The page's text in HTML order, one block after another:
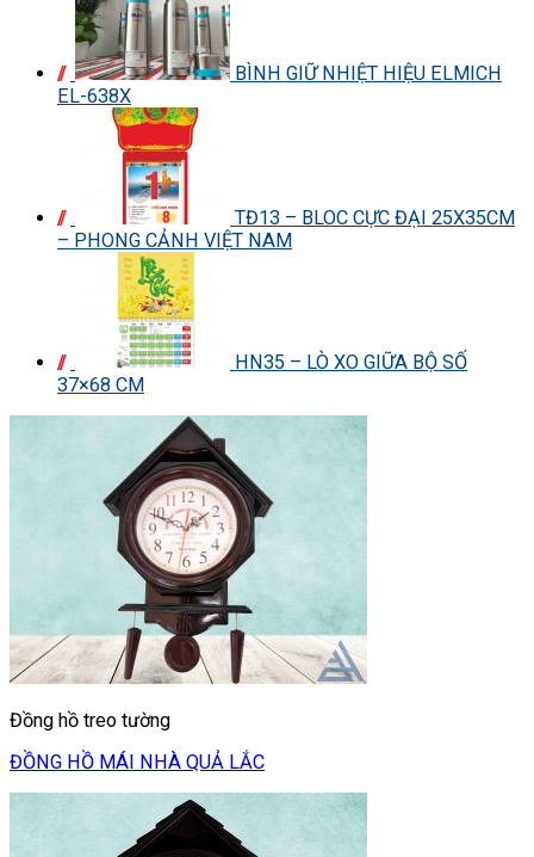
BÌNH GIỮ NHIỆT HIỆU ELMICH
EL-638X
TĐ13 – BLOC CỰC ĐẠI 25X35CM
– PHONG CẢNH VIỆT NAM
HN35 – LÒ XO GIỮA BỘ SỐ
37×68 CM
Đồng hồ treo tường
ĐỒNG HỒ MÁI NHÀ QUẢ LẮC